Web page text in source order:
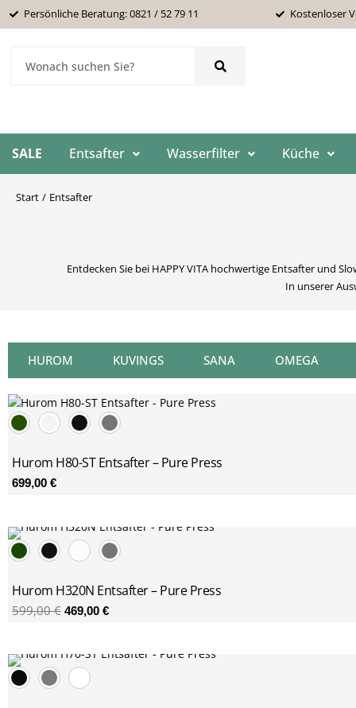
Zum
Inhalt
Persönliche Beratung: 0821 / 52 79 11 Kostenloser
SALE Entsafter Wasserfilter Küche
Start Entsafter
Entdecken Sie bei HAPPY VITA hochwertige Entsafter und
In unserer
HUROM KUVINGS SANA OMEGA
Hurom H80-ST Entsafter – Pure Press
699,00 €
Hurom H320N Entsafter – Pure Press
599,00€
Ursprünglicher
Preis
war:
469,00 €
Aktueller
Preis
ist:
Ursprünglicher
Preis
war:
Aktueller